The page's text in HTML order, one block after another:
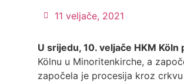
11 veljače, 2021
U srijedu, 10. veljače HKM
Kölnu u Minoritenkirche, a
započela je procesija kroz